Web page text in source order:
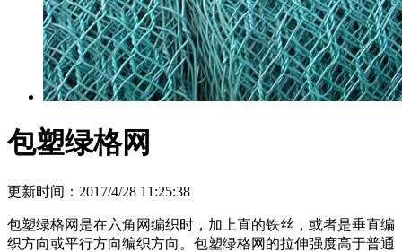
包塑绿格网
更新时间：2017/4/28 11:25:38
包塑绿格网是在六角网编织时，加上直的铁丝，或者是垂直编
织方向或平行方向编织方向。包塑绿格网的拉伸强度高于普通